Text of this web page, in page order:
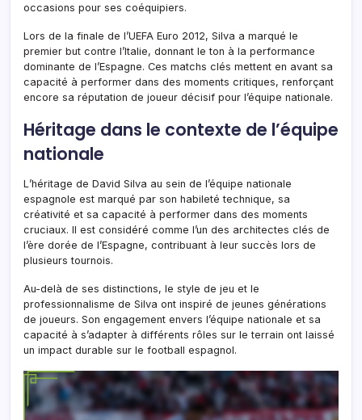
occasions pour ses coéquipiers.
Lors de la finale de l’UEFA Euro 2012, Silva a marqué le
premier but contre l’Italie, donnant le ton à la performance
dominante de l’Espagne. Ces matchs clés mettent en avant sa
capacité à performer dans des moments critiques, renforçant
encore sa réputation de joueur décisif pour l’équipe nationale.
Héritage dans le contexte de l’équipe
nationale
L’héritage de David Silva au sein de l’équipe nationale
espagnole est marqué par son habileté technique, sa
créativité et sa capacité à performer dans des moments
cruciaux. Il est considéré comme l’un des architectes clés de
l’ère dorée de l’Espagne, contribuant à leur succès lors de
plusieurs tournois.
Au-delà de ses distinctions, le style de jeu et le
professionnalisme de Silva ont inspiré de jeunes générations
de joueurs. Son engagement envers l’équipe nationale et sa
capacité à s’adapter à différents rôles sur le terrain ont laissé
un impact durable sur le football espagnol.